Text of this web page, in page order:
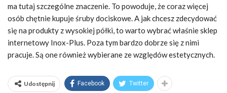
ma tutaj szczególne znaczenie. To powoduje, że coraz więcej
osób chętnie kupuje śruby dociskowe. A jak chcesz zdecydować
się na produkty z wysokiej półki, to warto wybrać właśnie sklep
internetowy Inox-Plus. Poza tym bardzo dobrze się z nimi
pracuje. Są one również wybierane ze względów estetycznych.
Udostępnij Facebook Twitter